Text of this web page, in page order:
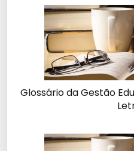
Glossário da Gestão